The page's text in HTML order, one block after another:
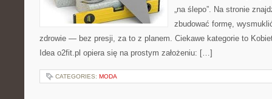
„na ślepo”. Na stronie
zbudować formę,
zdrowie — bez presji, za to z planem. Ciekawe kategorie to
Idea o2fit.pl opiera się na prostym założeniu: […]
CATEGORIES: MODA